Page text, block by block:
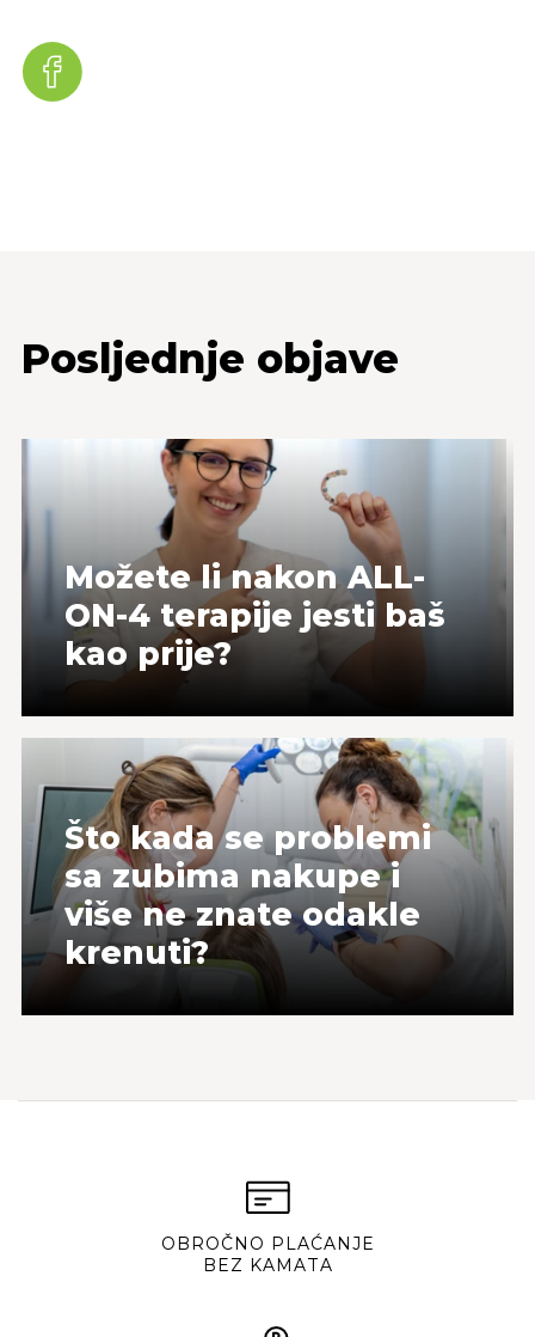
Posljednje objave
Možete li nakon ALL-
ON-4 terapije jesti baš
kao prije?
Što kada se problemi
sa zubima nakupe i
više ne znate odakle
krenuti?
OBROČNO PLAĆANJE
BEZ KAMATA